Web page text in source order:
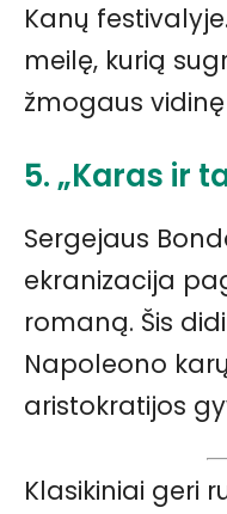
Kanų
meilę, kurią
žmogaus
5. „Karas ir
Sergejaus
ekranizacija
romaną. Šis
Napoleono
aristokratijos
Klasikiniai geri